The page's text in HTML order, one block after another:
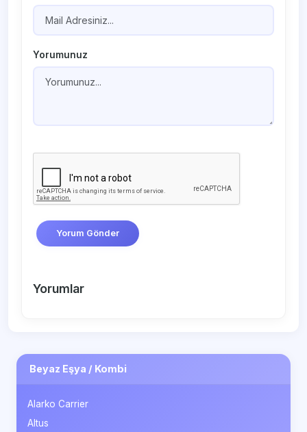
Yorumunuz
Yorum Gönder
Yorumlar
Beyaz Eşya / Kombi
Alarko Carrier
Altus